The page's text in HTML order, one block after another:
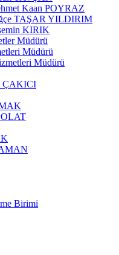
Kaan POYRAZ
TAŞAR YILDIRIM
KIRIK
Müdürü
Müdürü
Müdürü
ÇAKICI
Birimi